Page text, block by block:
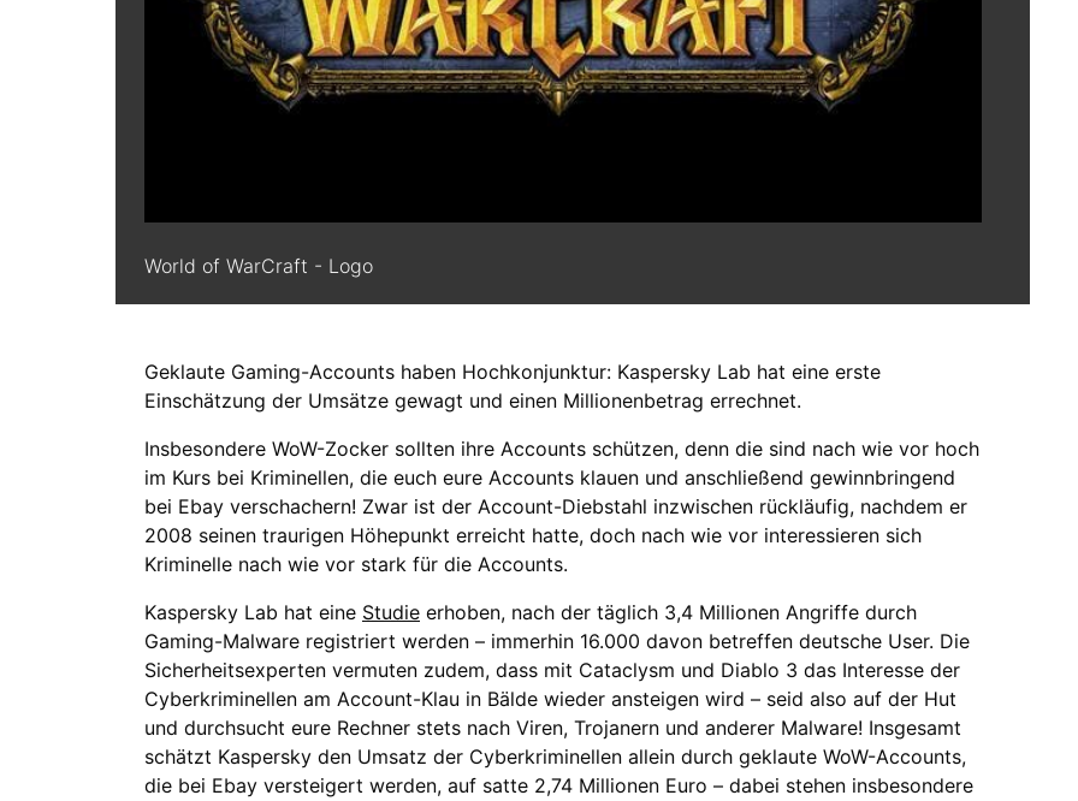
World of WarCraft - Logo
Geklaute Gaming-Accounts haben Hochkonjunktur: Kaspersky Lab hat eine erste
Einschätzung der Umsätze gewagt und einen Millionenbetrag errechnet.
Insbesondere WoW-Zocker sollten ihre Accounts schützen, denn die sind nach wie vor hoch
im Kurs bei Kriminellen, die euch eure Accounts klauen und anschließend gewinnbringend
bei Ebay verschachern! Zwar ist der Account-Diebstahl inzwischen rückläufig, nachdem er
2008 seinen traurigen Höhepunkt erreicht hatte, doch nach wie vor interessieren sich
Kriminelle nach wie vor stark für die Accounts.
Kaspersky Lab hat eine Studie erhoben, nach der täglich 3,4 Millionen Angriffe durch
Gaming-Malware registriert werden – immerhin 16.000 davon betreffen deutsche User. Die
Sicherheitsexperten vermuten zudem, dass mit Cataclysm und Diablo 3 das Interesse der
Cyberkriminellen am Account-Klau in Bälde wieder ansteigen wird – seid also auf der Hut
und durchsucht eure Rechner stets nach Viren, Trojanern und anderer Malware! Insgesamt
schätzt Kaspersky den Umsatz der Cyberkriminellen allein durch geklaute WoW-Accounts,
die bei Ebay versteigert werden, auf satte 2,74 Millionen Euro – dabei stehen insbesondere